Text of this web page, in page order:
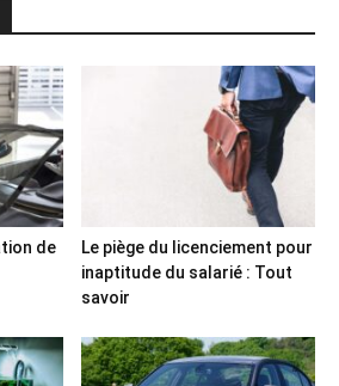
de
Le piège du licenciement pour
inaptitude du salarié : Tout
savoir